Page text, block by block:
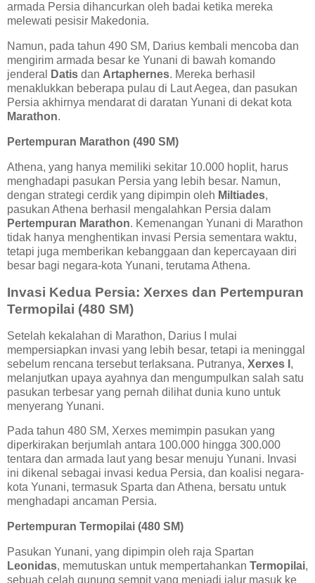
armada Persia dihancurkan oleh badai ketika mereka
melewati pesisir Makedonia.
Namun, pada tahun 490 SM, Darius kembali mencoba dan
mengirim armada besar ke Yunani di bawah komando
jenderal
Datis dan Artaphernes. Mereka berhasil
menaklukkan beberapa pulau di Laut Aegea, dan pasukan
Persia akhirnya mendarat di daratan Yunani di dekat kota
Marathon.
Pertempuran Marathon (490 SM)
Athena, yang hanya memiliki sekitar 10.000 hoplit, harus
menghadapi pasukan Persia yang lebih besar. Namun,
dengan strategi cerdik yang dipimpin oleh Miltiades,
pasukan Athena berhasil mengalahkan Persia dalam
Pertempuran Marathon. Kemenangan Yunani di Marathon
tidak hanya menghentikan invasi Persia sementara waktu,
tetapi juga memberikan kebanggaan dan kepercayaan diri
besar bagi negara-kota Yunani, terutama Athena.
Invasi Kedua Persia: Xerxes dan Pertempuran
Termopilai (480 SM)
Setelah kekalahan di Marathon, Darius I mulai
mempersiapkan invasi yang lebih besar, tetapi ia meninggal
sebelum rencana tersebut terlaksana. Putranya, Xerxes I ,
melanjutkan upaya ayahnya dan mengumpulkan salah satu
pasukan terbesar yang pernah dilihat dunia kuno untuk
menyerang Yunani.
Pada tahun 480 SM, Xerxes memimpin pasukan yang
diperkirakan berjumlah antara 100.000 hingga 300.000
tentara dan armada laut yang besar menuju Yunani. Invasi
ini dikenal sebagai invasi kedua Persia, dan koalisi negara-
kota Yunani, termasuk Sparta dan Athena, bersatu untuk
menghadapi ancaman Persia.
Pertempuran Termopilai (480 SM)
Pasukan Yunani, yang dipimpin oleh raja Spartan
Leonidas, memutuskan untuk mempertahankan Termopilai,
sebuah celah gunung sempit yang menjadi jalur masuk ke